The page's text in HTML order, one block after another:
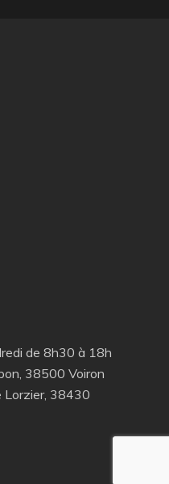
de 8h30 à 18h
38500 Voiron
Lorzier, 38430